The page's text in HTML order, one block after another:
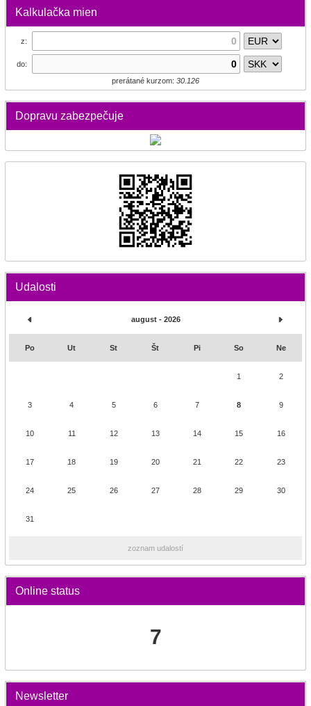
Kalkulačka mien
z:
do:
prerátané kurzom: 30.126
Dopravu zabezpečuje
Udalosti
august - 2026
Po Ut St Št Pi So Ne
1 2
3 4 5 6 7 8 9
10 11 12 13 14 15 16
17 18 19 20 21 22 23
24 25 26 27 28 29 30
31
zoznam udalostí
Online status
7
Newsletter